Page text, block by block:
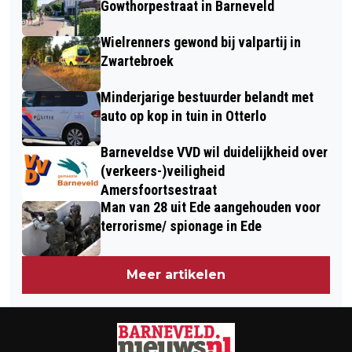
Gowthorpestraat in Barneveld
Wielrenners gewond bij valpartij in
Zwartebroek
Minderjarige bestuurder belandt met
auto op kop in tuin in Otterlo
Barneveldse VVD wil duidelijkheid over
(verkeers-)veiligheid
Amersfoortsestraat
Man van 28 uit Ede aangehouden voor
terrorisme/ spionage in Ede
Meer artikelen